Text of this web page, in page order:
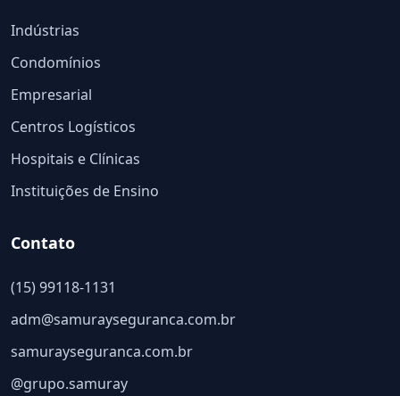
Indústrias
Condomínios
Empresarial
Centros Logísticos
Hospitais e Clínicas
Instituições de Ensino
Contato
(15) 99118-1131
adm@samurayseguranca.com.br
samurayseguranca.com.br
@grupo.samuray